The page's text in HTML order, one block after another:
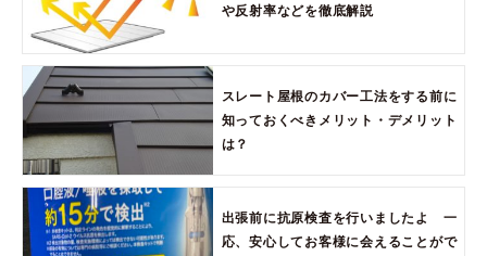
や反射率などを徹底解説
スレート屋根のカバー工法をする前に
知っておくべきメリット・デメリット
は？
出張前に抗原検査を行いましたよ 一
応、安心してお客様に会えることがで